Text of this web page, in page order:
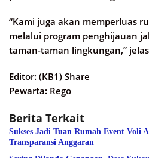
“Kami juga akan memperluas
melalui program penghijauan
taman-taman lingkungan,”
Editor: (KB1) Share
Pewarta: Rego
Berita Terkait
Sukses Jadi Tuan Rumah Event Voli
Transparansi Anggaran